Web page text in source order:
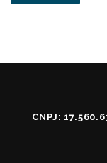
CNPJ: